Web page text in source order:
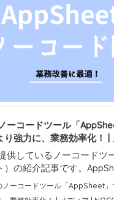
ーコードツール「
り強力に、業務効率化！ |
ノコド）
供しているノーコードツ
）の紹介記事です。
アプリを開発し、社内の
ことができます。特に…